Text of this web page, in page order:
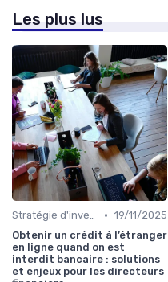
Les plus lus
Stratégie d'investissement • 19/11/2025
Obtenir un crédit à l’étranger
en ligne quand on est
interdit bancaire : solutions
et enjeux pour les directeurs